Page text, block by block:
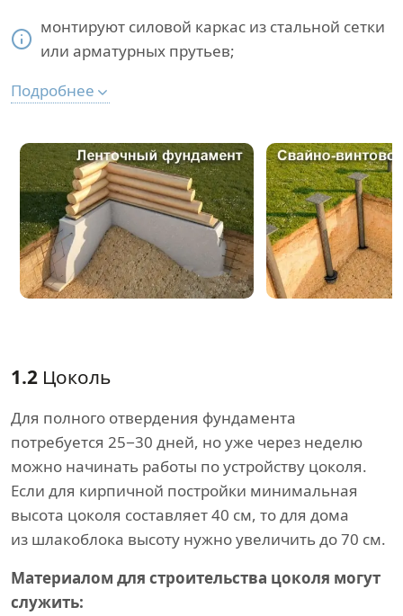
монтируют силовой каркас из стальной сетки
или арматурных прутьев;
Подробнее
1.2 Цоколь
Для полного отвердения фундамента
потребуется 25−30 дней, но уже через неделю
можно начинать работы по устройству цоколя.
Если для кирпичной постройки минимальная
высота цоколя составляет 40 см, то для дома
из шлакоблока высоту нужно увеличить до 70 см.
Материалом для строительства цоколя могут
служить: